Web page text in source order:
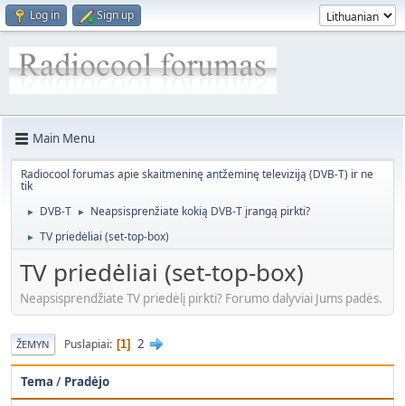
Log in Sign up
Main Menu
Radiocool forumas apie skaitmeninę antžeminę televiziją (DVB-T) ir ne
tik
► DVB-T ► Neapsisprenžiate kokią DVB-T įrangą pirkti?
► TV priedėliai (set-top-box)
TV priedėliai (set-top-box)
Neapsisprendžiate TV priedėlį pirkti? Forumo dalyviai Jums padės.
ŽEMYN Puslapiai 1 2
Tema / Pradėjo